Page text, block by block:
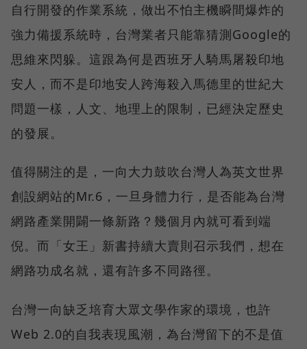
自行開發的作業系統，做出不怕主機瞬間爆炸的
強力備援系統時，台灣業者只能靠猜測Google的
思維來閃躲。這跟為何是西班牙人騎馬屠殺印地
安人，而不是印地安人跨海殺入馬德里的世紀大
問題一樣，人文、地理上的限制，已經決定歷史
的發展。
值得關注的是，一向大力鼓吹台灣人為英文世界
創設網站的Mr.6，一旦身體力行，是否能為台灣
網路產業開闢一條新路？幾個月內就可看到端
倪。而「女王」新書持續大賣則召示我們，想在
網路功成名就，還有許多不同路徑。
台灣一向缺乏培育大眾文學作家的環境，也許
Web 2.0的自我表現風潮，為台灣留下的不是值